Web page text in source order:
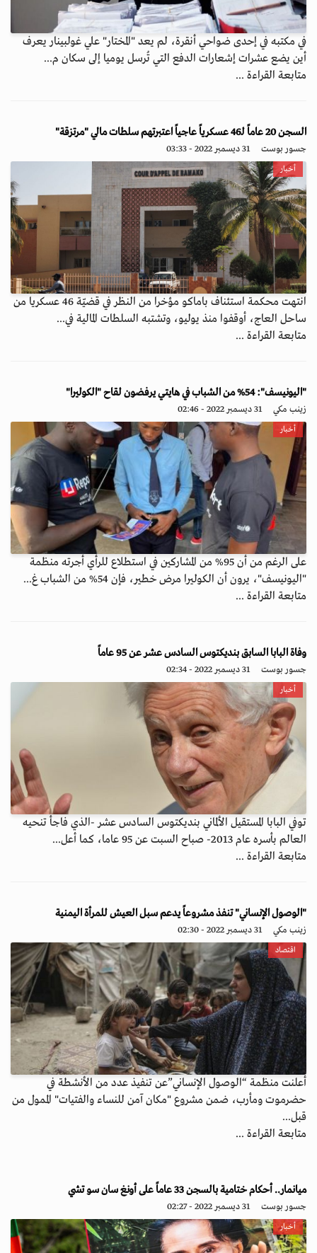
في مكتبه في إحدى ضواحي أنقرة، لم يعد "المختار" علي غولبينار يعرف
أين يضع عشرات إشعارات الدفع التي تُرسل يوميا إلى سكان م...
متابعة القراءة ...
السجن 20 عاماً لـ46 عسكرياً عاجياً اعتبرتهم سلطات مالي "مرتزقة"
جسور بوست 31 ديسمبر 2022 - 03:33
أخبار
انتهت محكمة استئناف باماكو مؤخرا من النظر في قضيّة 46 عسكريا من
ساحل العاج، أوقفوا منذ يوليو، وتشتبه السلطات المالية في...
متابعة القراءة ...
"اليونيسف": 54% من الشباب في هايتي يرفضون لقاح "الكوليرا"
زينب مكي 31 ديسمبر 2022 - 02:46
أخبار
على الرغم من أن 95% من المشاركين في استطلاع للرأي أجرته منظمة
"اليونيسف"، يرون أن الكوليرا مرض خطير، فإن 54% من الشباب غ...
متابعة القراءة ...
وفاة البابا السابق بنديكتوس السادس عشر عن 95 عاماً
جسور بوست 31 ديسمبر 2022 - 02:34
أخبار
توفي البابا المستقيل الألماني بنديكتوس السادس عشر -الذي فاجأ تنحيه
العالم بأسره عام 2013- صباح السبت عن 95 عاما، كما أعل...
متابعة القراءة ...
"الوصول الإنساني" تنفذ مشروعاً يدعم سبل العيش للمرأة اليمنية
زينب مكي 31 ديسمبر 2022 - 02:30
اقتصاد
أعلنت منظمة “الوصول الإنساني”عن تنفيذ عدد من الأنشطة في
حضرموت ومأرب، ضمن مشروع "مكان آمن للنساء والفتيات" الممول من
قبل...
متابعة القراءة ...
ميانمار.. أحكام ختامية بالسجن 33 عاماً على أونغ سان سو تشي
جسور بوست 31 ديسمبر 2022 - 02:27
أخبار